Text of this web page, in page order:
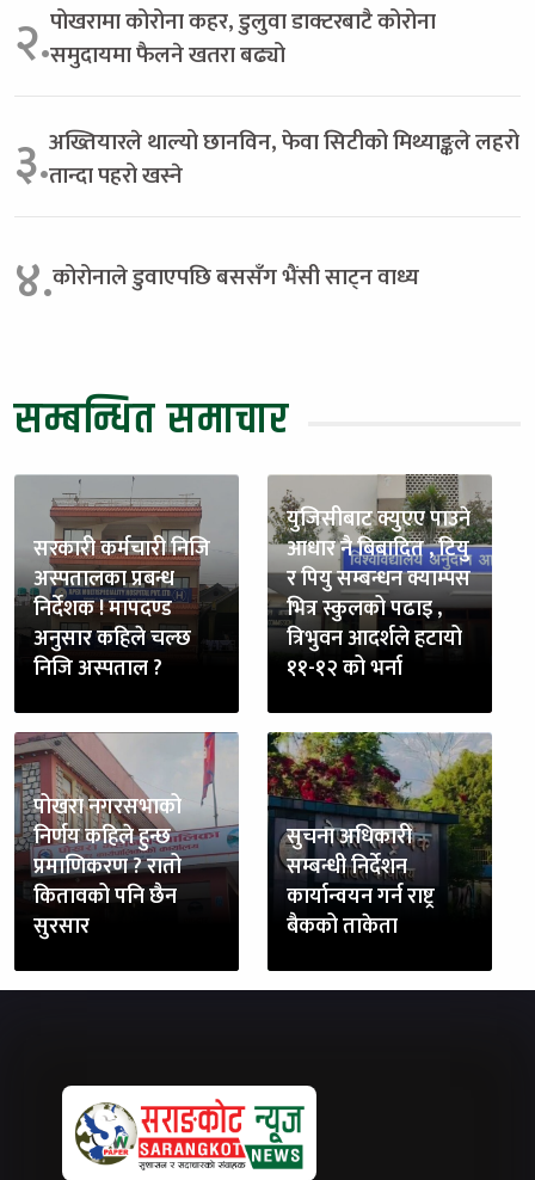
२.पोखरामा कोरोना कहर, डुलुवा डाक्टरबाटै कोरोना
समुदायमा फैलने खतरा बढ्यो
३.अख्तियारले थाल्यो छानविन, फेवा सिटीको मिथ्याङ्कले लहरो
तान्दा पहरो खस्ने
४.कोरोनाले डुवाएपछि बससँग भैंसी साट्न वाध्य
सम्बन्धित समाचार
सरकारी कर्मचारी निजि
अस्पतालका प्रबन्ध
निर्देशक ! मापदण्ड
अनुसार कहिले चल्छ
निजि अस्पताल ?
युजिसीबाट क्युएए पाउने
आधार नै बिबादित , टियु
र पियु सम्बन्धन क्याम्पस
भित्र स्कुलको पढाइ ,
त्रिभुवन आदर्शले हटायो
११-१२ को भर्ना
पोखरा नगरसभाको
निर्णय कहिले हुन्छ
प्रमाणिकरण ? रातो
कितावको पनि छैन
सुरसार
सुचना अधिकारी
सम्बन्धी निर्देशन
कार्यान्वयन गर्न राष्ट्र
बैकको ताकेता